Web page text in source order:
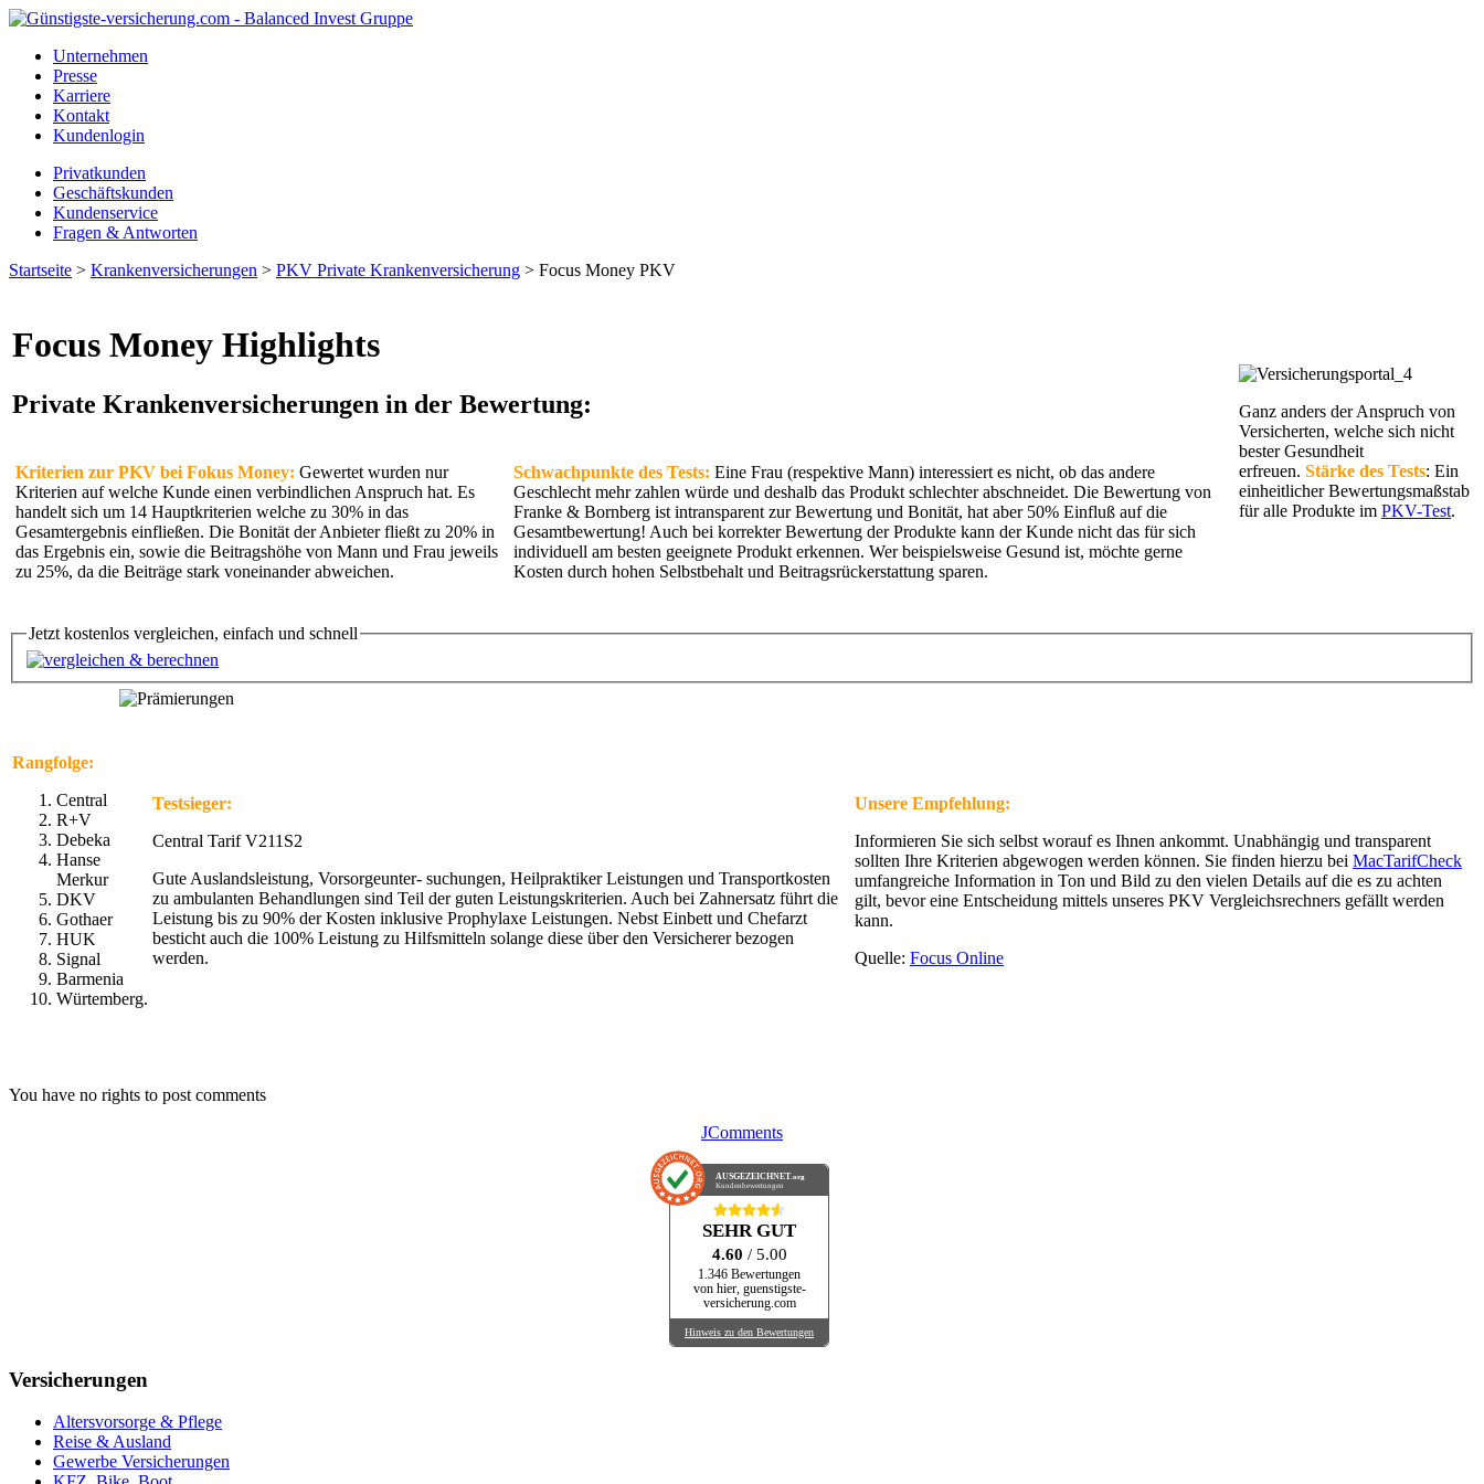
Unternehmen
Presse
Karriere
Kontakt
Kundenlogin
Privatkunden
Geschäftskunden
Kundenservice
Fragen & Antworten
Startseite > Krankenversicherungen > PKV Private Krankenversicherung > Focus Money PKV
Focus Money Highlights
Private Krankenversicherungen in der Bewertung:
Kriterien zur PKV bei Fokus Money: Gewertet wurden nur
Kriterien auf welche Kunde einen verbindlichen Anspruch hat. Es
handelt sich um 14 Hauptkriterien welche zu 30% in das
Gesamtergebnis einfließen. Die Bonität der Anbieter fließt zu 20% in
das Ergebnis ein, sowie die Beitragshöhe von Mann und Frau jeweils
zu 25%, da die Beiträge stark voneinander abweichen.
Schwachpunkte des Tests: Eine Frau (respektive Mann) interessiert es nicht, ob das andere
Geschlecht mehr zahlen würde und deshalb das Produkt schlechter abschneidet. Die Bewertung von
Franke & Bornberg ist intransparent zur Bewertung und Bonität, hat aber 50% Einfluß auf die
Gesamtbewertung! Auch bei korrekter Bewertung der Produkte kann der Kunde nicht das für sich
individuell am besten geeignete Produkt erkennen. Wer beispielsweise Gesund ist, möchte gerne
Kosten durch hohen Selbstbehalt und Beitragsrückerstattung sparen.
Ganz anders der Anspruch von
Versicherten, welche sich nicht
bester Gesundheit
erfreuen. Stärke des Tests: Ein
einheitlicher Bewertungsmaßstab
für alle Produkte im PKV-Test.
Jetzt kostenlos vergleichen, einfach und schnell
Rangfolge:
Central
R+V
Debeka
Hanse
Merkur
DKV
Gothaer
HUK
Signal
Barmenia
Würtemberg.
Testsieger:
Central Tarif V211S2
Gute Auslandsleistung, Vorsorgeunter- suchungen, Heilpraktiker Leistungen und Transportkosten
zu ambulanten Behandlungen sind Teil der guten Leistungskriterien. Auch bei Zahnersatz führt die
Leistung bis zu 90% der Kosten inklusive Prophylaxe Leistungen. Nebst Einbett und Chefarzt
besticht auch die 100% Leistung zu Hilfsmitteln solange diese über den Versicherer bezogen
werden.
Unsere Empfehlung:
Informieren Sie sich selbst worauf es Ihnen ankommt. Unabhängig und transparent
sollten Ihre Kriterien abgewogen werden können. Sie finden hierzu bei MacTarifCheck
umfangreiche Information in Ton und Bild zu den vielen Details auf die es zu achten
gilt, bevor eine Entscheidung mittels unseres PKV Vergleichsrechners gefällt werden
kann.
Quelle: Focus Online
You have no rights to post comments
JComments
AUSGEZEICHNET .org
Kundenbewertungen
SEHR GUT
4.60 / 5.00
1.346 Bewertungen
von hier, guenstigste-
versicherung.com
Hinweis zu den Bewertungen
Versicherungen
Altersvorsorge & Pflege
Reise & Ausland
Gewerbe Versicherungen